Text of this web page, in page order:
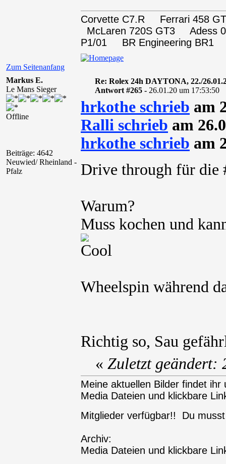
Zum Seitenanfang
Corvette C7.R Ferrari 458
McLaren 720S GT3
P1/01 BR Engineering BR1
Markus E.
Le Mans Sieger
Offline
Beiträge: 4642
Neuwied/ Rheinland -
Pfalz
Re: Rolex 24h DAYTONA, 22./
Antwort #265 - 26.01.20 um 17:53:50
hrkothe schrieb am
Ralli schrieb am
hrkothe schrieb am
Drive through für
Warum?
Muss kochen und
Wheelspin während
Richtig so, Sau
« Zuletzt geändert:
Meine aktuellen Bilder findet ihr
Media Dateien und klickbare
Mitglieder verfügbar!! Du
Archiv:
Media Dateien und klickbare